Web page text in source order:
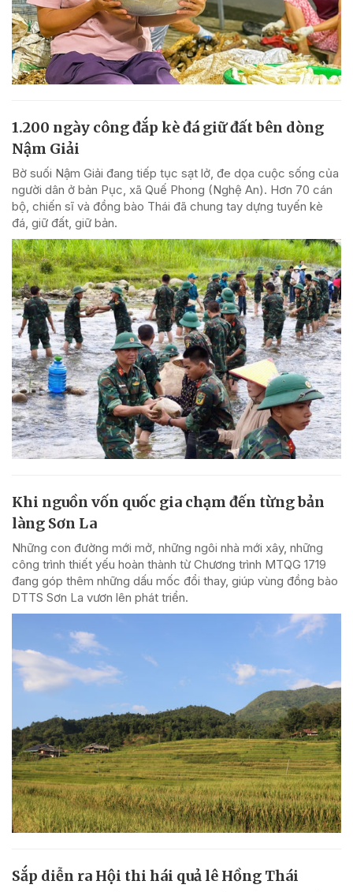
1.200 ngày công đắp kè đá giữ đất bên dòng
Nậm Giải
Bờ suối Nậm Giải đang tiếp tục sạt lở, đe dọa cuộc sống của
người dân ở bản Pục, xã Quế Phong (Nghệ An). Hơn 70 cán
bộ, chiến sĩ và đồng bào Thái đã chung tay dựng tuyến kè
đá, giữ đất, giữ bản.
Khi nguồn vốn quốc gia chạm đến từng bản
làng Sơn La
Những con đường mới mở, những ngôi nhà mới xây, những
công trình thiết yếu hoàn thành từ Chương trình MTQG 1719
đang góp thêm những dấu mốc đổi thay, giúp vùng đồng bào
DTTS Sơn La vươn lên phát triển.
Sắp diễn ra Hội thi hái quả lê Hồng Thái